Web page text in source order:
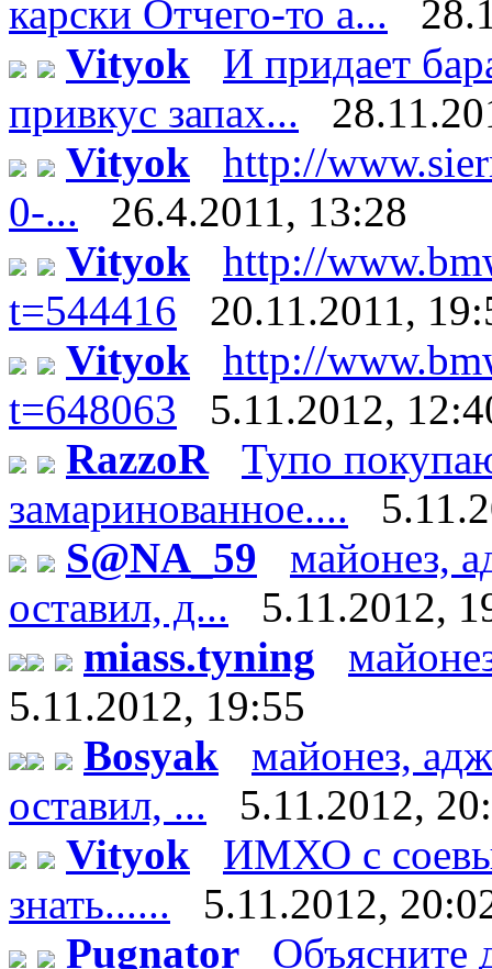
карски Отчего-то а...
Vityok
И придает
привкус запах...
Vityok
http://
0-...
26.4.2011, 13:28
Vityok
http://
t=544416
20.11.2011,
Vityok
http://
t=648063
5.11.2012,
RazzoR
Тупо
замаринованное....
S@NA_59
майонез,
оставил, д...
5.11.2012,
miass.tyning
5.11.2012, 19:55
Bosyak
майонез,
оставил, ...
5.11.2012,
Vityok
ИМХО с
знать......
5.11.2012,
Pugnator
Объясните